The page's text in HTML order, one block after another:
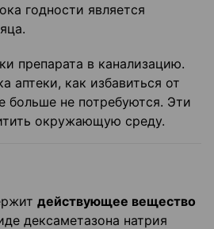
годности является
препарата в канализацию.
аптеки, как избавиться от
больше не потребуются. Эти
окружающую среду.
действующее вещество
дексаметазона натрия